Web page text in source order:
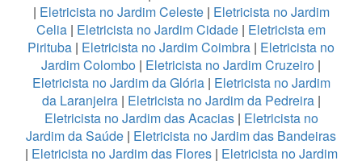
| Eletricista no Jardim Celeste| Eletricista no Jardim
Celia | Eletricista no Jardim Cidade | Eletricista em
Pirituba | Eletricista no Jardim Coimbra | Eletricista no
Jardim Colombo | Eletricista no Jardim Cruzeiro |
Eletricista no Jardim da Glória| Eletricista no Jardim
da Laranjeira| Eletricista no Jardim da Pedreira|
Eletricista no Jardim das Acacias| Eletricista no
Jardim da Saúde | Eletricista no Jardim das Bandeiras
| Eletricista no Jardim das Flores| Eletricista no Jardim